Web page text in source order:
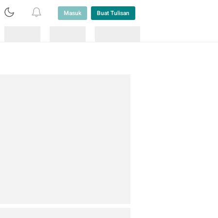
Masuk Buat Tulisan